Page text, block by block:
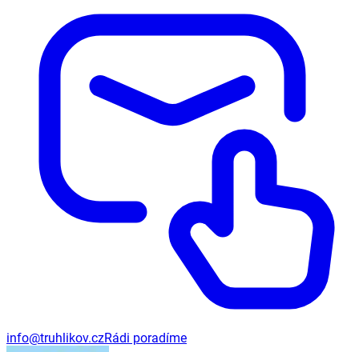
info@truhlikov.czRádi poradíme